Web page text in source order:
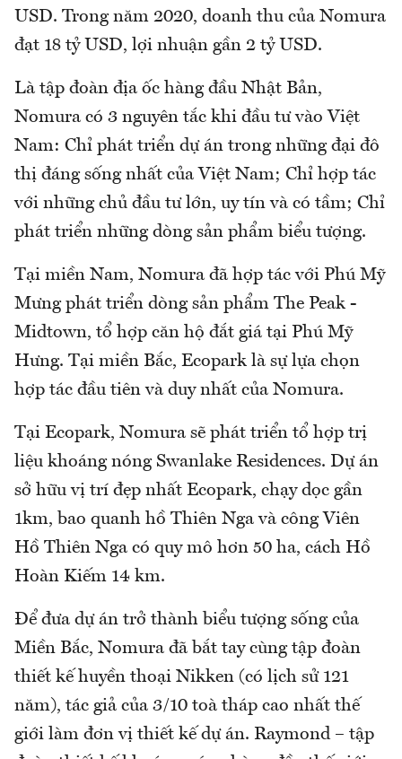
USD. Trong năm 2020, doanh thu của Nomura
đạt 18 tỷ USD, lợi nhuận gần 2 tỷ USD.
Là tập đoàn địa ốc hàng đầu Nhật Bản,
Nomura có 3 nguyên tắc khi đầu tư vào Việt
Nam: Chỉ phát triển dự án trong những đại đô
thị đáng sống nhất của Việt Nam; Chỉ hợp tác
với những chủ đầu tư lớn, uy tín và có tầm; Chỉ
phát triển những dòng sản phẩm biểu tượng.
Tại miền Nam, Nomura đã hợp tác với Phú Mỹ
Mưng phát triển dòng sản phẩm The Peak -
Midtown, tổ hợp căn hộ đắt giá tại Phú Mỹ
Hưng. Tại miền Bắc, Ecopark là sự lựa chọn
hợp tác đầu tiên và duy nhất của Nomura.
Tại Ecopark, Nomura sẽ phát triển tổ hợp trị
liệu khoáng nóng Swanlake Residences. Dự án
sở hữu vị trí đẹp nhất Ecopark, chạy dọc gần
1km, bao quanh hồ Thiên Nga và công Viên
Hồ Thiên Nga có quy mô hơn 50 ha, cách Hồ
Hoàn Kiếm 14 km.
Để đưa dự án trở thành biểu tượng sống của
Miền Bắc, Nomura đã bắt tay cùng tập đoàn
thiết kế huyền thoại Nikken (có lịch sử 121
năm), tác giả của 3/10 toà tháp cao nhất thế
giới làm đơn vị thiết kế dự án. Raymond – tập